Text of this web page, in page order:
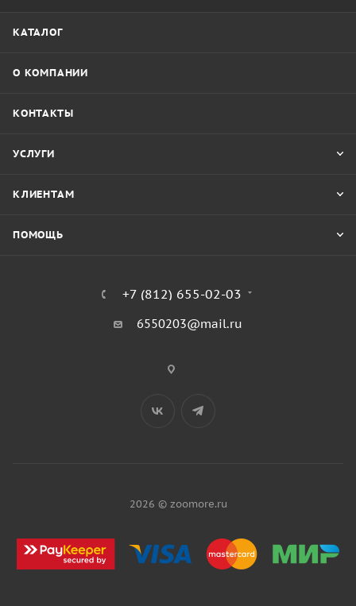
КАТАЛОГ
О КОМПАНИИ
КОНТАКТЫ
УСЛУГИ
КЛИЕНТАМ
ПОМОЩЬ
+7 (812) 655-02-03
6550203@mail.ru
2026 © zoomore.ru